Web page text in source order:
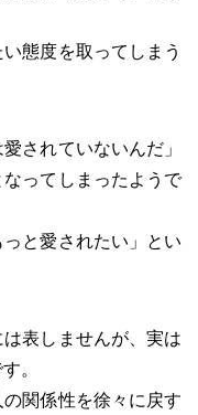
態度を取ってしまう
されていないんだ」
ってしまったようで
と愛されたい」とい
表しませんが、実は
。
関係性を徐々に戻す